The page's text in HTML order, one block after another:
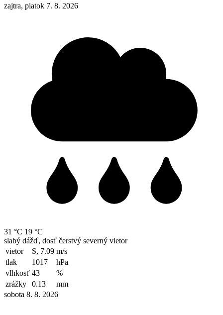
zajtra, piatok 7. 8. 2026
31 °C 19 °C
slabý dážď, dosť čerstvý severný vietor
vietor
S, 7.09 m/s
tlak
1017
hPa
vlhkosť 43
%
zrážky
0.13
mm
sobota 8. 8. 2026